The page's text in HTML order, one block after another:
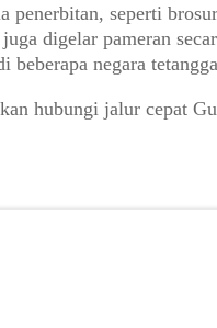
seperti
digelar pameran
negara
hubungi jalur cepat